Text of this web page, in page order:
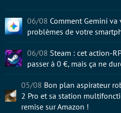
06/08 Comment Gemini
problèmes de votre
06/08 Steam : cet action-
passer à 0 €, mais ça ne
05/08 Bon plan aspirateur
2 Pro et sa station
remise sur Amazon !